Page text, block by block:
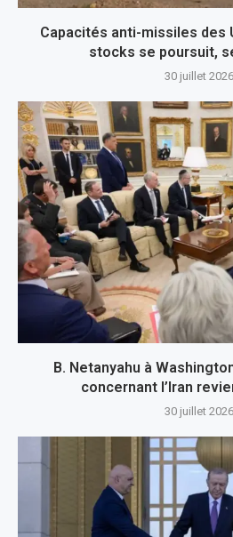
Capacités anti-missiles des
stocks se poursuit,
30 juillet 2026
B. Netanyahu à
concernant l’Iran
30 juillet 2026